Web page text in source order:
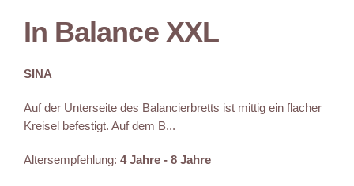
In Balance XXL
SINA
Auf der Unterseite des Balancierbretts ist mittig ein flacher
Kreisel befestigt. Auf dem B...
Altersempfehlung: 4 Jahre - 8 Jahre